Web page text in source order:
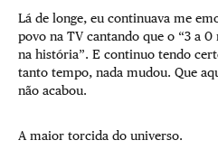
Lá de longe, eu continuava me
povo na TV cantando que o “3 a
na história”. E continuo tendo
tanto tempo, nada mudou. Que
não acabou.
A maior torcida do universo.